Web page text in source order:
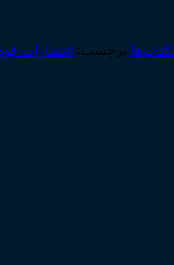
برچسب: انتشارات